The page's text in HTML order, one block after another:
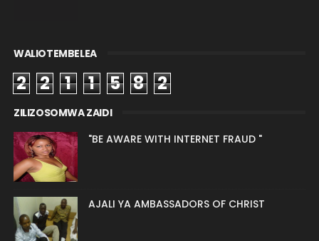
WALIOTEMBELEA
2 2 1 1 5 8 2
ZILIZOSOMWA ZAIDI
"BE AWARE WITH INTERNET FRAUD "
AJALI YA AMBASSADORS OF CHRIST